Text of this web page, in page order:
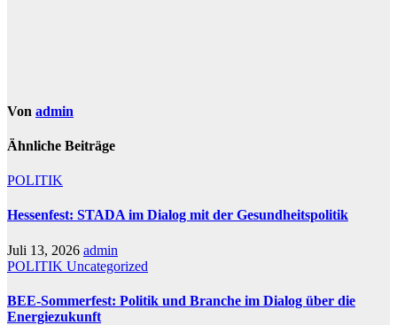
Von admin
Ähnliche Beiträge
POLITIK
Hessenfest: STADA im Dialog mit der Gesundheitspolitik
Juli 13, 2026 admin
POLITIK Uncategorized
BEE-Sommerfest: Politik und Branche im Dialog über die
Energiezukunft